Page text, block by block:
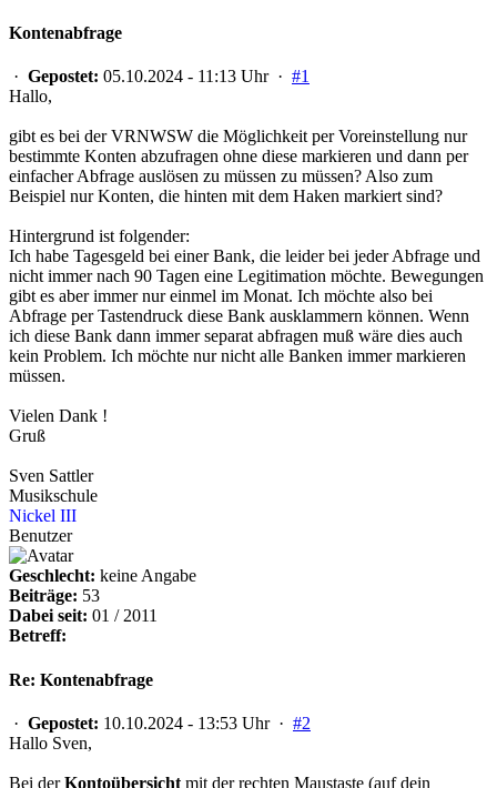
Kontenabfrage
· Gepostet: 05.10.2024 - 11:13 Uhr · #1
Hallo,
gibt es bei der VRNWSW die Möglichkeit per Voreinstellung nur
bestimmte Konten abzufragen ohne diese markieren und dann per
einfacher Abfrage auslösen zu müssen zu müssen? Also zum
Beispiel nur Konten, die hinten mit dem Haken markiert sind?
Hintergrund ist folgender:
Ich habe Tagesgeld bei einer Bank, die leider bei jeder Abfrage und
nicht immer nach 90 Tagen eine Legitimation möchte. Bewegungen
gibt es aber immer nur einmel im Monat. Ich möchte also bei
Abfrage per Tastendruck diese Bank ausklammern können. Wenn
ich diese Bank dann immer separat abfragen muß wäre dies auch
kein Problem. Ich möchte nur nicht alle Banken immer markieren
müssen.
Vielen Dank !
Gruß
Sven Sattler
Musikschule
Nickel III
Benutzer
Geschlecht: keine Angabe
Beiträge: 53
Dabei seit: 01 / 2011
Betreff:
Re: Kontenabfrage
· Gepostet: 10.10.2024 - 13:53 Uhr · #2
Hallo Sven,
Bei derKontoübersicht mit der rechten Maustaste (auf dein